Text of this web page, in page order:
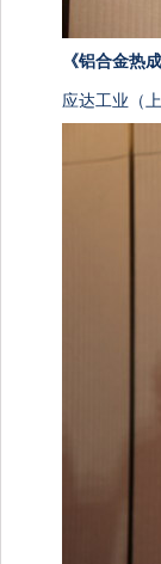
《铝合金热
应达工业（